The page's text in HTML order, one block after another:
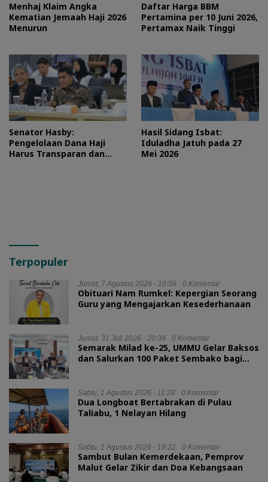
Menhaj Klaim Angka
Kematian Jemaah Haji 2026
Menurun
Daftar Harga BBM
Pertamina per 10 Juni 2026,
Pertamax Naik Tinggi
Senator Hasby:
Pengelolaan Dana Haji
Harus Transparan dan
Hasil Sidang Isbat:
Iduladha Jatuh pada 27
Mei 2026
Terpopuler
Jumat, 7 Agustus 2026 - 10:58 0 Komentar
Obituari Nam Rumkel: Kepergian Seorang
Guru yang Mengajarkan Kesederhanaan
Jumat, 31 Juli 2026 - 20:39 0 Komentar
Semarak Milad ke-25, UMMU Gelar Baksos
dan Salurkan 100 Paket Sembako bagi
Sabtu, 1 Agustus 2026 - 11:28 0 Komentar
Dua Longboat Bertabrakan di Pulau
Taliabu, 1 Nelayan Hilang
Sabtu, 1 Agustus 2026 - 19:22 0 Komentar
Sambut Bulan Kemerdekaan, Pemprov
Malut Gelar Zikir dan Doa Kebangsaan